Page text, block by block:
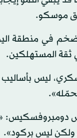
حق موسكو.
ثقة المستهلكين.
ليس
دومبروفسكيس:
ولكن ليس بركود».